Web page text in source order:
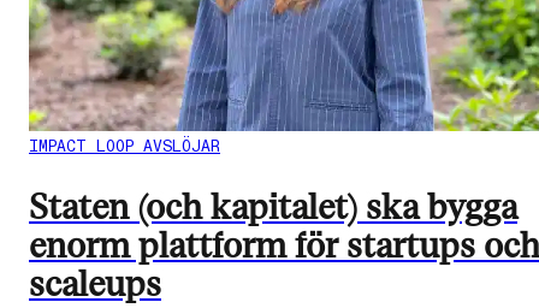
IMPACT LOOP AVSLÖJAR
Staten (och kapitalet) ska bygga
enorm plattform för startups och
scaleups